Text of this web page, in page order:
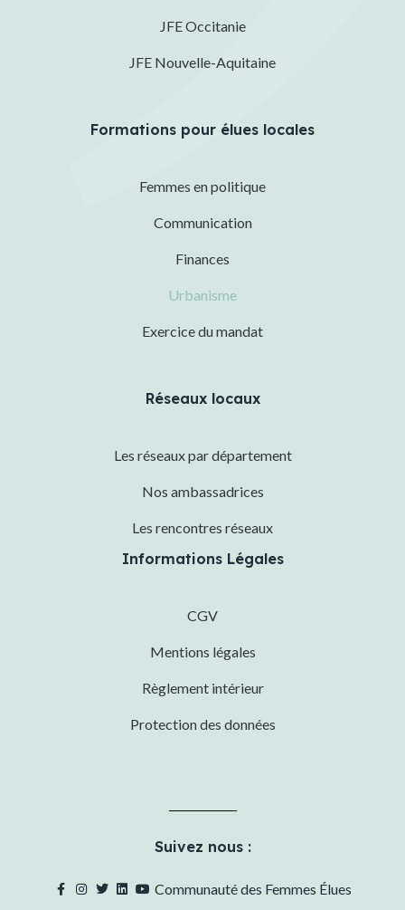
JFE Occitanie
JFE Nouvelle-Aquitaine
Formations pour élues locales
Femmes en politique
Communication
Finances
Urbanisme
Exercice du mandat
Réseaux locaux
Les réseaux par département
Nos ambassadrices
Les rencontres réseaux
Informations Légales
CGV
Mentions légales
Règlement intérieur
Protection des données
Suivez nous :
Communauté des Femmes Élues